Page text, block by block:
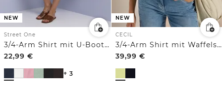
NEW
Street One
3/4-Arm Shirt mit U-Boot-Ausschnitt
22,99 €
+ 3
NEW
CECIL
3/4-Arm Shirt mit Waffelstruktur
39,99 €